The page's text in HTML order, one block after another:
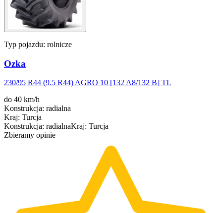
Typ pojazdu: rolnicze
Ozka
230/95 R44 (9.5 R44) AGRO 10 [132 A8/132 B] TL
do 40 km/h
Konstrukcja: radialna
Kraj: Turcja
Konstrukcja: radialnaKraj: Turcja
Zbieramy opinie